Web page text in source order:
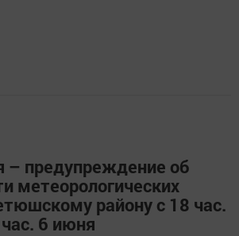
– предупреждение об
метеорологических
району с 18 час.
6 июня